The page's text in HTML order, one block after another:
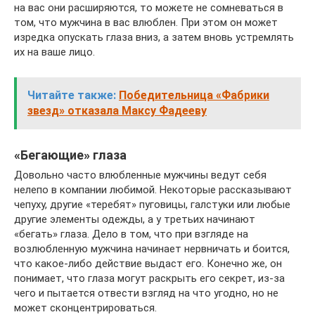
на вас они расширяются, то можете не сомневаться в
том, что мужчина в вас влюблен. При этом он может
изредка опускать глаза вниз, а затем вновь устремлять
их на ваше лицо.
Читайте также: Победительница «Фабрики
звезд» отказала Максу Фадееву
«Бегающие» глаза
Довольно часто влюбленные мужчины ведут себя
нелепо в компании любимой. Некоторые рассказывают
чепуху, другие «теребят» пуговицы, галстуки или любые
другие элементы одежды, а у третьих начинают
«бегать» глаза. Дело в том, что при взгляде на
возлюбленную мужчина начинает нервничать и боится,
что какое-либо действие выдаст его. Конечно же, он
понимает, что глаза могут раскрыть его секрет, из-за
чего и пытается отвести взгляд на что угодно, но не
может сконцентрироваться.